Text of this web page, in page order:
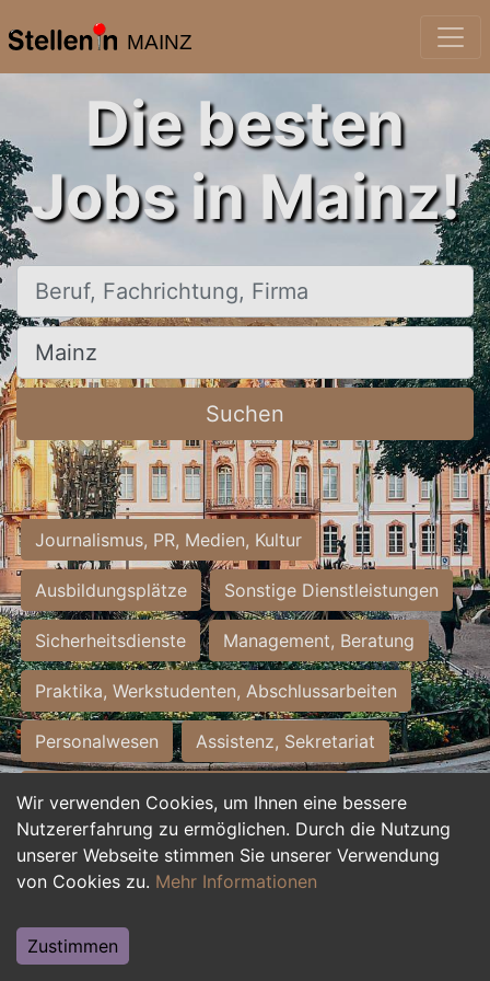
MAINZ
Wir verwenden Cookies, um Ihnen eine bessere
Nutzererfahrung zu ermöglichen. Durch die Nutzung
unserer Webseite stimmen Sie unserer Verwendung
von Cookies zu. Mehr Informationen
Zustimmen
Die besten
Jobs in Mainz!
Beruf, Fachrichtung, Firma
Ort, Stadt
Suchen
Journalismus, PR, Medien, Kultur
Ausbildungsplätze Sonstige Dienstleistungen
Sicherheitsdienste Management, Beratung
Praktika, Werkstudenten, Abschlussarbeiten
Personalwesen Assistenz, Sekretariat
Hilfskräfte, Aushilfs- und Nebenjobs
Einkauf, Logistik, Materialwirtschaft
Weiterbildung, Studium, duale Ausbildung
Tourismus